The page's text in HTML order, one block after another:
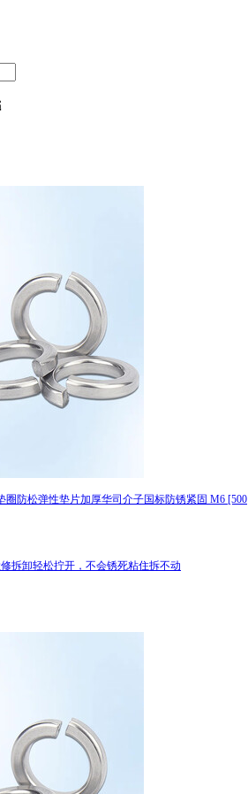
圈防松弹性垫片加厚华司介子国标防锈紧固 M6 [500
拆卸轻松拧开，不会锈死粘住拆不动